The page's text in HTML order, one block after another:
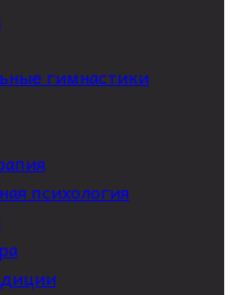
гимнастики
психология